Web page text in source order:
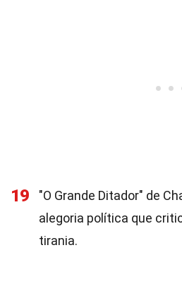
19
"O Grande Ditador" de
alegoria política que
tirania.